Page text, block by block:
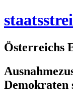
Österreichs
Demokraten